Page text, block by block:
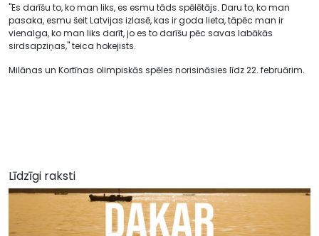
"Es darīšu to, ko man liks, es esmu tāds spēlētājs. Daru to, ko man
pasaka, esmu šeit Latvijas izlasē, kas ir goda lieta, tāpēc man ir
vienalga, ko man liks darīt, jo es to darīšu pēc savas labākās
sirdsapziņas," teica hokejists.
Milānas un Kortīnas olimpiskās spēles norisināsies līdz 22. februārim.
Līdzīgi raksti